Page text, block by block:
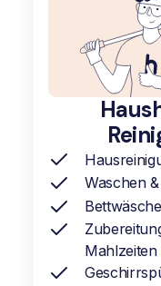
Waschen
Mahlzeiten